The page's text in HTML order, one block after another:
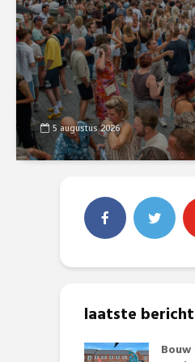
5 augustus 2026
laatste